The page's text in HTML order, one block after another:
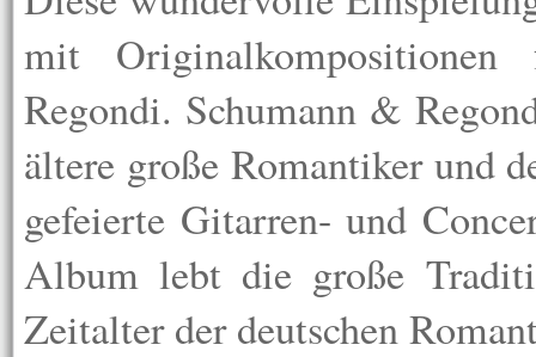
mit
Regondi. Schumann &
ältere große Romantiker und
gefeierte Gitarren- und
Album lebt die große
Zeitalter der deutschen